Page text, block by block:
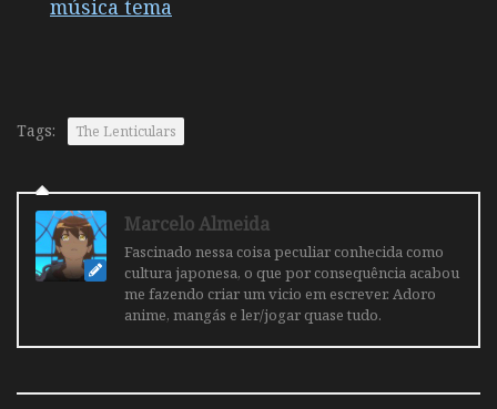
música tema
Tags: The Lenticulars
Marcelo Almeida
Fascinado nessa coisa peculiar conhecida como
cultura japonesa, o que por consequência acabou
me fazendo criar um vicio em escrever. Adoro
anime, mangás e ler/jogar quase tudo.